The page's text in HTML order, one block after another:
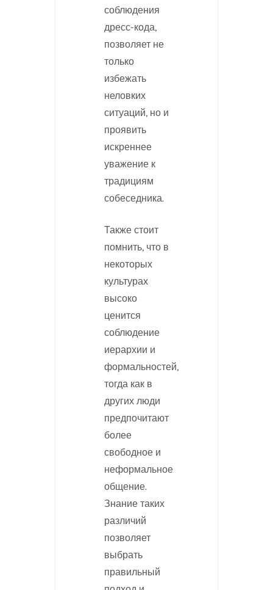
соблюдения
дресс-кода,
позволяет не
только
избежать
неловких
ситуаций, но и
проявить
искреннее
уважение к
традициям
собеседника.
Также стоит
помнить, что в
некоторых
культурах
высоко
ценится
соблюдение
иерархии и
формальностей,
тогда как в
других люди
предпочитают
более
свободное и
неформальное
общение.
Знание таких
различий
позволяет
выбрать
правильный